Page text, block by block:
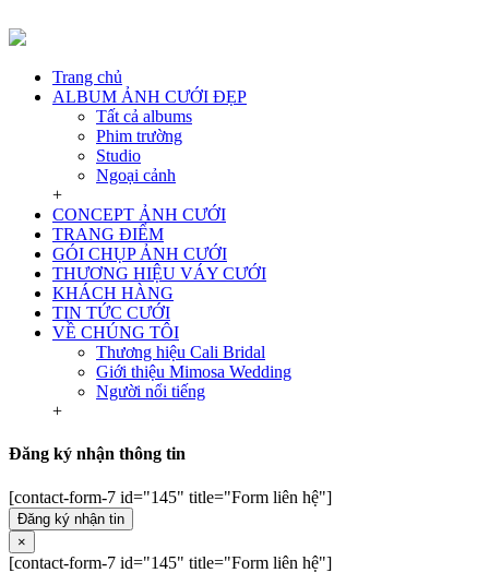
Trang chủ
ALBUM ẢNH CƯỚI ĐẸP
Tất cả albums
Phim trường
Studio
Ngoại cảnh
+
CONCEPT ẢNH CƯỚI
TRANG ĐIỂM
GÓI CHỤP ẢNH CƯỚI
THƯƠNG HIỆU VÁY CƯỚI
KHÁCH HÀNG
TIN TỨC CƯỚI
VỀ CHÚNG TÔI
Thương hiệu Cali Bridal
Giới thiệu Mimosa Wedding
Người nổi tiếng
+
Đăng ký nhận thông tin
[contact-form-7 id="145" title="Form liên hệ"]
Đăng ký nhận tin
×
[contact-form-7 id="145" title="Form liên hệ"]